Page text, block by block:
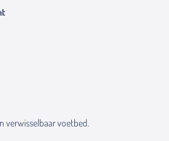
verwisselbaar voetbed.